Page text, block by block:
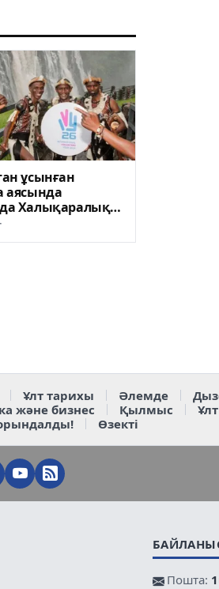
ұсынған
аясында
Халықаралық
жылының
Ұлт тарихы Әлемде
және бизнес Қылмыс
Өзекті
Пошта: